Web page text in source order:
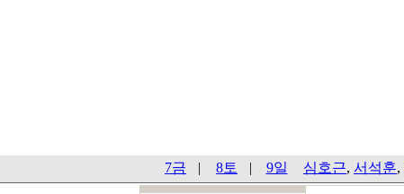
7금 | 8토 | 9일 심호근, 서석훈,